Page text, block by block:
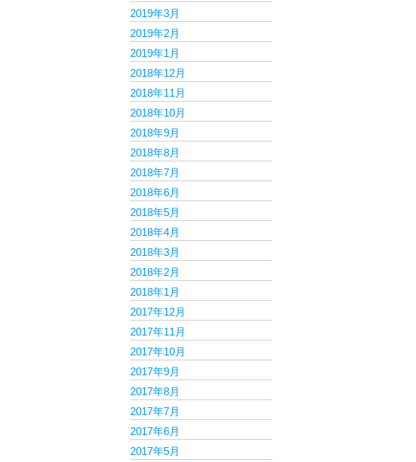
2019年3月
2019年2月
2019年1月
2018年12月
2018年11月
2018年10月
2018年9月
2018年8月
2018年7月
2018年6月
2018年5月
2018年4月
2018年3月
2018年2月
2018年1月
2017年12月
2017年11月
2017年10月
2017年9月
2017年8月
2017年7月
2017年6月
2017年5月